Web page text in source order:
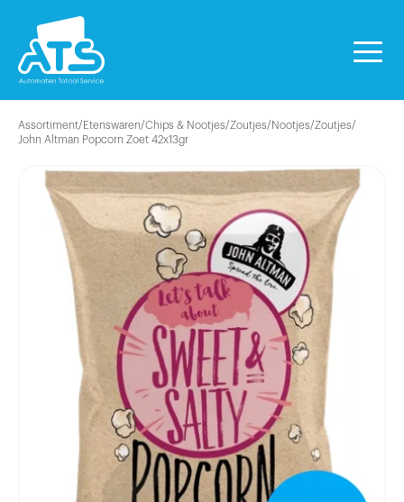
Assortiment/Etenswaren/Chips & Nootjes/Zoutjes/Nootjes/Zoutjes/
John Altman Popcorn Zoet 42x13gr